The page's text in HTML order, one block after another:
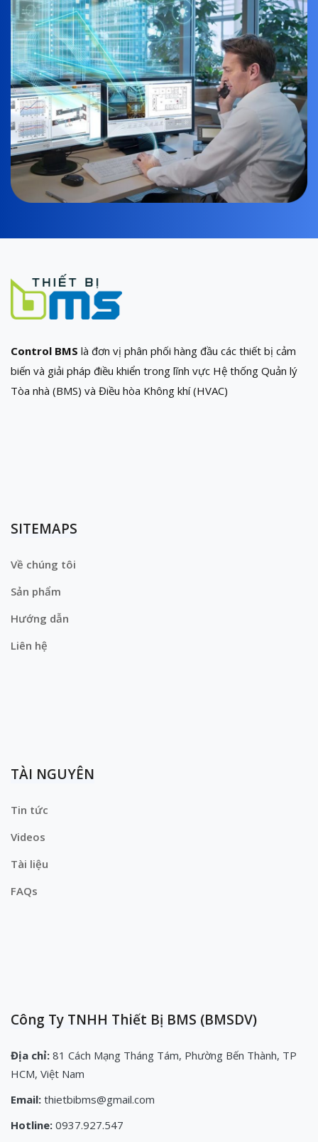
Control BMS là đơn vị phân phối hàng đầu các thiết bị cảm
biến và giải pháp điều khiển trong lĩnh vực Hệ thống Quản lý
Tòa nhà (BMS) và Điều hòa Không khí (HVAC)
SITEMAPS
Về chúng tôi
Sản phẩm
Hướng dẫn
Liên hệ
TÀI NGUYÊN
Tin tức
Videos
Tài liệu
FAQs
Công Ty TNHH Thiết Bị BMS (BMSDV)
Địa chỉ: 81 Cách Mạng Tháng Tám, Phường Bến Thành, TP
HCM, Việt Nam
Email: thietbibms@gmail.com
Hotline: 0937.927.547